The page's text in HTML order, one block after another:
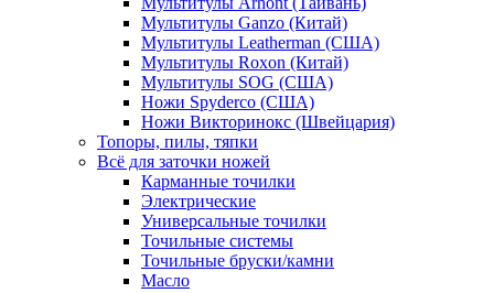
Мультитулы Ganzo (Китай)
Мультитулы Leatherman (США)
Мультитулы Roxon (Китай)
Мультитулы SOG (США)
Ножи Spyderco (США)
Ножи Викторинокс (Швейцария)
Топоры, пилы, тяпки
Всё для заточки ножей
Карманные точилки
Электрические
Универсальные точилки
Точильные системы
Точильные бруски/камни
Масло